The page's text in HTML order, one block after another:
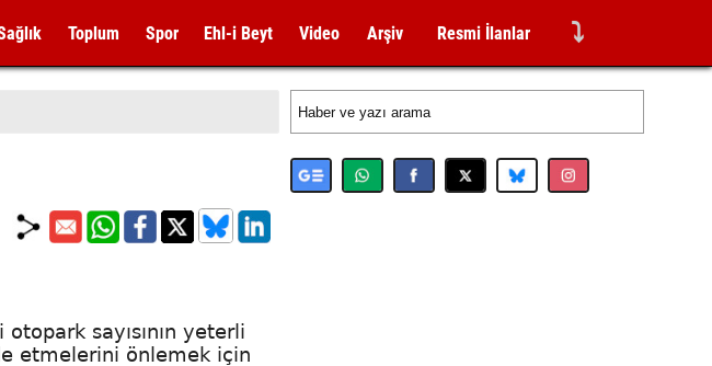
Toplum Spor Ehl-i Beyt Video Arşiv Resmi İlanlar ⤵
sayısının yeterli
etmelerini önlemek için